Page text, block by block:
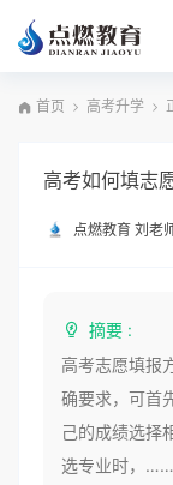
首页 高考升学
高考如何填志
点燃教育 刘老
摘要 :
高考志愿填报
确要求，可首
己的成绩选择
选专业时，……